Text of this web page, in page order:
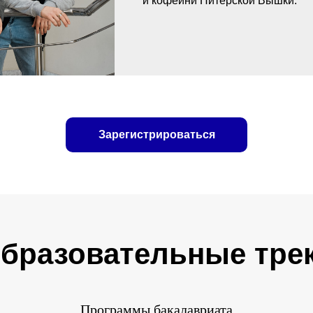
Зарегистрироваться
Программы бакалавриата